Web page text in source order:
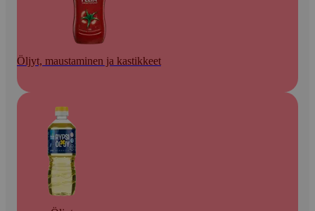
Öljyt, maustaminen ja kastikkeet